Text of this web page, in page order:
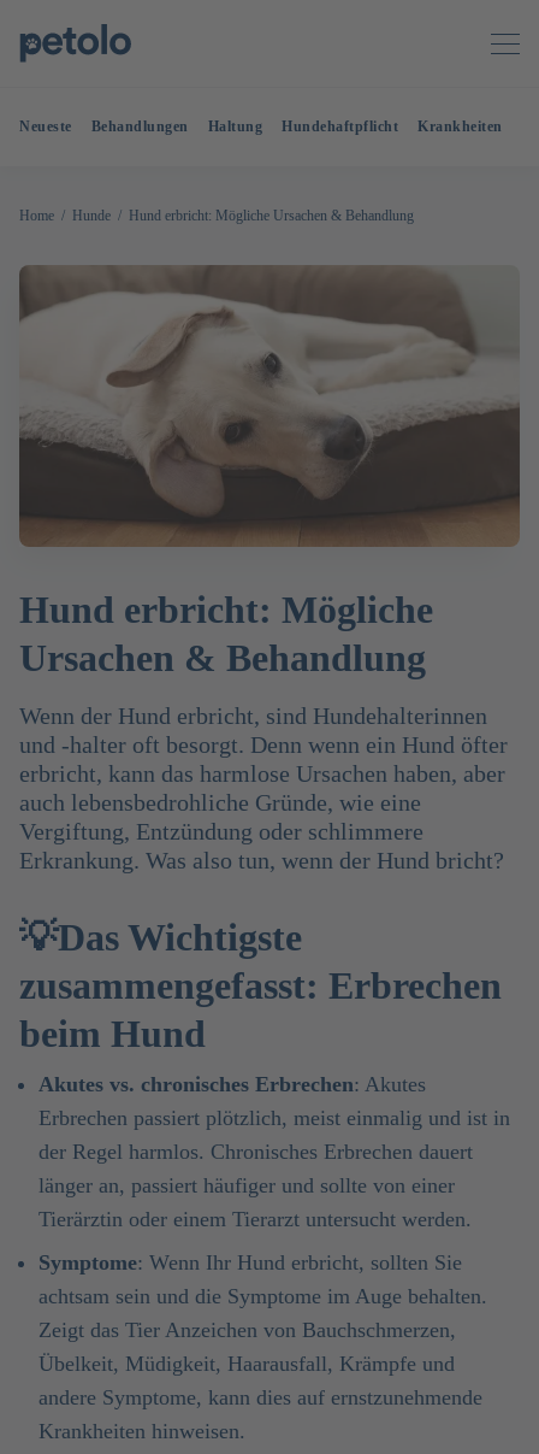
Neueste Behandlungen Haltung Hundehaftpflicht Krankheiten
Home Hunde Hund erbricht: Mögliche Ursachen & Behandlung
Hund erbricht: Mögliche
Ursachen & Behandlung
Wenn der Hund erbricht, sind Hundehalterinnen
und -halter oft besorgt. Denn wenn ein Hund öfter
erbricht, kann das harmlose Ursachen haben, aber
auch lebensbedrohliche Gründe, wie eine
Vergiftung, Entzündung oder schlimmere
Erkrankung. Was also tun, wenn der Hund bricht?
💡Das Wichtigste
zusammengefasst: Erbrechen
beim Hund
Akutes vs. chronisches Erbrechen: Akutes
Erbrechen passiert plötzlich, meist einmalig und ist in
der Regel harmlos. Chronisches Erbrechen dauert
länger an, passiert häufiger und sollte von einer
Tierärztin oder einem Tierarzt untersucht werden.
Symptome: Wenn Ihr Hund erbricht, sollten Sie
achtsam sein und die Symptome im Auge behalten.
Zeigt das Tier Anzeichen von Bauchschmerzen,
Übelkeit, Müdigkeit, Haarausfall, Krämpfe und
andere Symptome, kann dies auf ernstzunehmende
Krankheiten hinweisen.